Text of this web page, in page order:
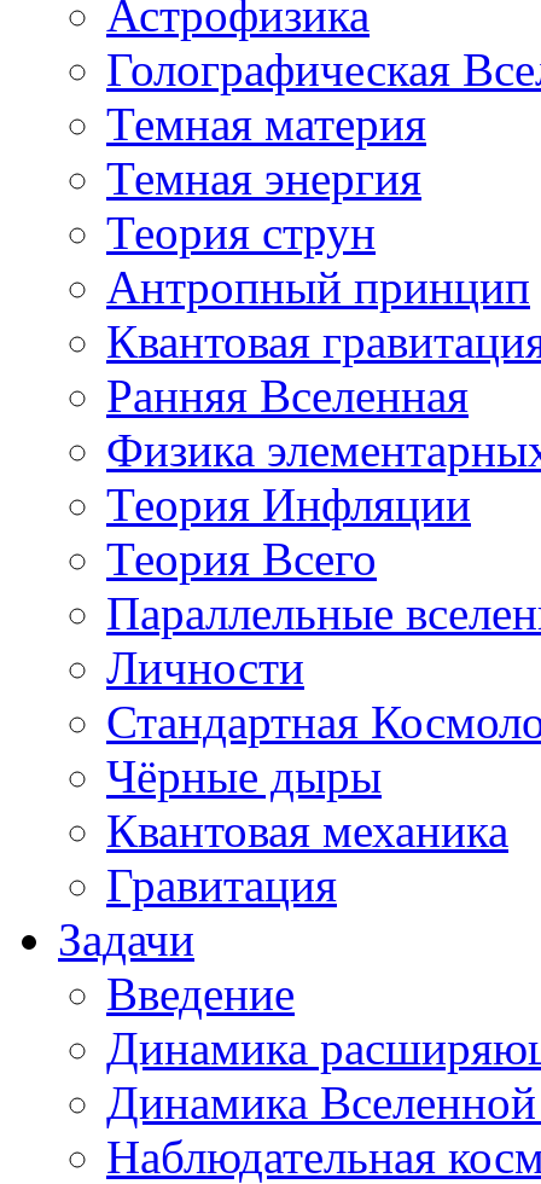
Астрофизика
Голографическая
Темная материя
Темная энергия
Теория струн
Антропный принцип
Квантовая
Ранняя Вселенная
Физика
Теория Инфляции
Теория Всего
Параллельные
Личности
Стандартная
Чёрные дыры
Квантовая механика
Гравитация
Задачи
Введение
Динамика
Динамика
Наблюдательная